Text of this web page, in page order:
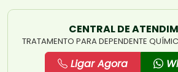
CENTRAL DE
TRATAMENTO PARA DEPENDENTE
Ligar Agora